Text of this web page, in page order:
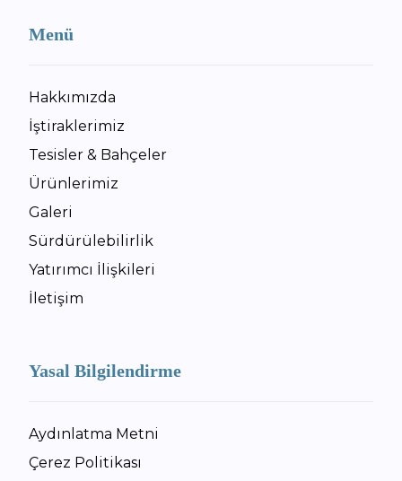
Menü
Hakkımızda
İştiraklerimiz
Tesisler & Bahçeler
Ürünlerimiz
Galeri
Sürdürülebilirlik
Yatırımcı İlişkileri
İletişim
Yasal Bilgilendirme
Aydınlatma Metni
Çerez Politikası